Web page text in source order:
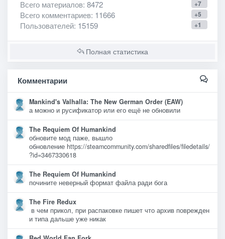
+7
Всего материалов: 8472
+5
Всего комментариев: 11666
+1
Пользователей: 15159
Полная статистика
Комментарии
Mankind's Valhalla: The New German Order (EAW)
а можно и русификатор или его ещё не обновили
The Requiem Of Humankind
обновите мод паже, вышло
обновление https://steamcommunity.com/sharedfiles/filedetails/
?id=3467330618
The Requiem Of Humankind
почините неверный формат файла ради бога
The Fire Redux
в чем прикол, при распаковке пишет что архив поврежден
и типа дальше уже никак